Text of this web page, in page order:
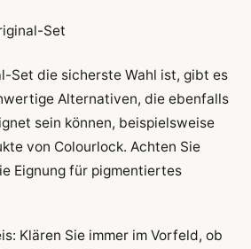
Set
Set die sicherste Wahl ist, gibt es
Alternativen, die ebenfalls
sein können, beispielsweise
von Colourlock. Achten Sie
Eignung für pigmentiertes
Klären Sie immer im Vorfeld, ob